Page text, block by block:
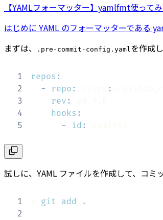
【YAMLフォーマッター】yamlfmt使って
はじめに YAML のフォーマッターである
まずは、
.pre-commit-config.yaml を作成し
1 repos :
2
- repo : :
3
rev :
4
hooks :
5
- id :
試しに、YAML ファイルを作成して、コミ
1 git add
.
2